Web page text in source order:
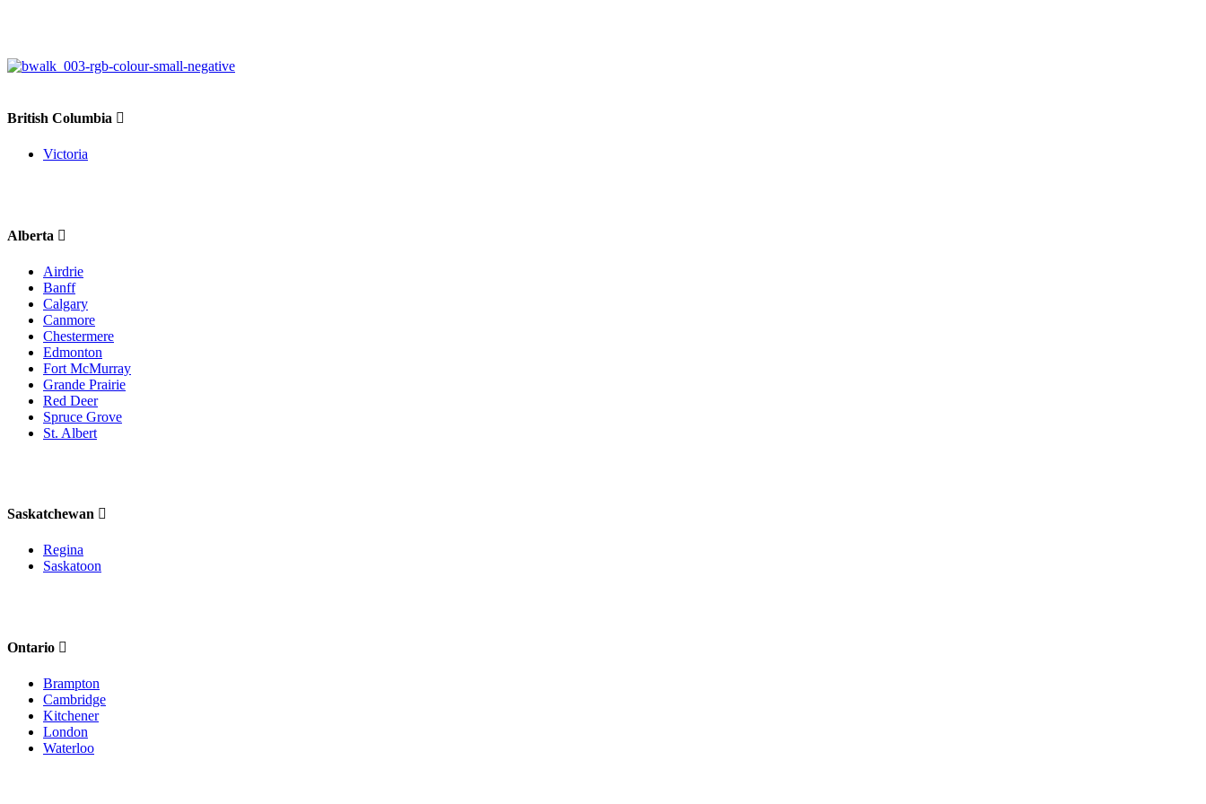
British Columbia
Victoria
Alberta
Airdrie
Banff
Calgary
Canmore
Chestermere
Edmonton
Fort McMurray
Grande Prairie
Red Deer
Spruce Grove
St. Albert
Saskatchewan
Regina
Saskatoon
Ontario
Brampton
Cambridge
Kitchener
London
Waterloo